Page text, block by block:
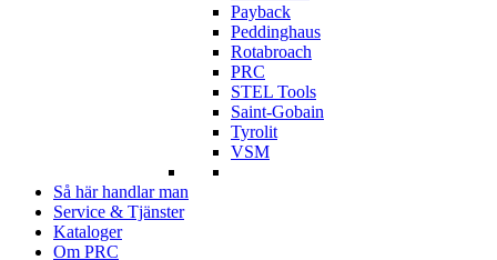
Payback
Peddinghaus
Rotabroach
PRC
STEL Tools
Saint-Gobain
Tyrolit
VSM
Så här handlar man
Service & Tjänster
Kataloger
Om PRC